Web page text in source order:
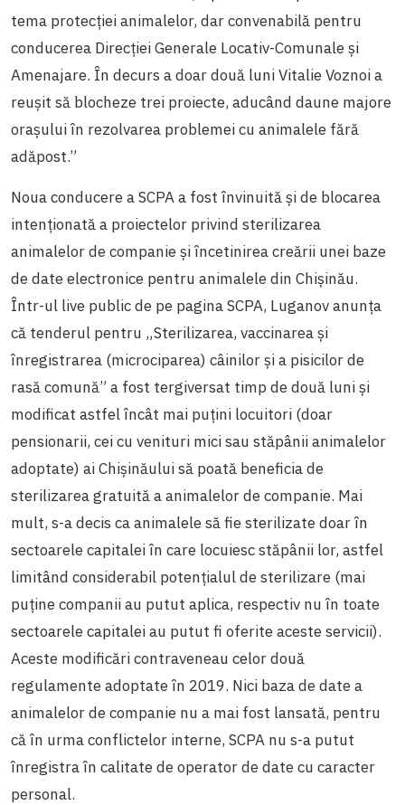
tema protecției animalelor, dar convenabilă pentru
conducerea Direcției Generale Locativ-Comunale și
Amenajare. În decurs a doar două luni Vitalie Voznoi a
reușit să blocheze trei proiecte, aducând daune majore
orașului în rezolvarea problemei cu animalele fără
adăpost.”
Noua conducere a SCPA a fost învinuită și de blocarea
intenționată a proiectelor privind sterilizarea
animalelor de companie și încetinirea creării unei baze
de date electronice pentru animalele din Chișinău.
Într-ul live public de pe pagina SCPA, Luganov anunța
că tenderul pentru „Sterilizarea, vaccinarea și
înregistrarea (microciparea) câinilor și a pisicilor de
rasă comună” a fost tergiversat timp de două luni și
modificat astfel încât mai puțini locuitori (doar
pensionarii, cei cu venituri mici sau stăpânii animalelor
adoptate) ai Chișinăului să poată beneficia de
sterilizarea gratuită a animalelor de companie. Mai
mult, s-a decis ca animalele să fie sterilizate doar în
sectoarele capitalei în care locuiesc stăpânii lor, astfel
limitând considerabil potențialul de sterilizare (mai
puține companii au putut aplica, respectiv nu în toate
sectoarele capitalei au putut fi oferite aceste servicii).
Aceste modificări contraveneau celor două
regulamente adoptate în 2019. Nici baza de date a
animalelor de companie nu a mai fost lansată, pentru
că în urma conflictelor interne, SCPA nu s-a putut
înregistra în calitate de operator de date cu caracter
personal.